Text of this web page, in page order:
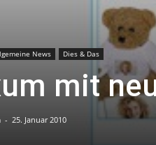
News Dies & Das
mit
- 25. Januar 2010